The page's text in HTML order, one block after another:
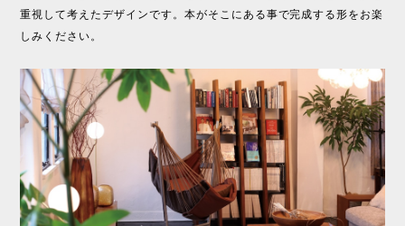
重視して考えたデザインです。本がそこにある事で完成する形をお楽
しみください。